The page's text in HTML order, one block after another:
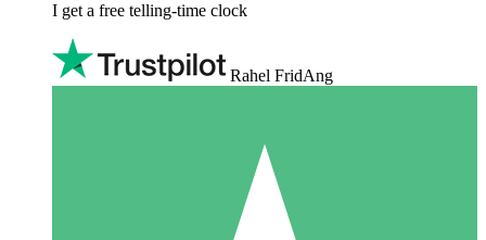
I get a free telling-time clock
Rahel FridAng